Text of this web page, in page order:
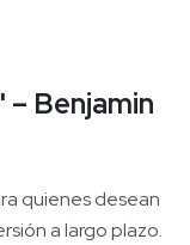
Benjamin
quienes desean
a largo plazo.